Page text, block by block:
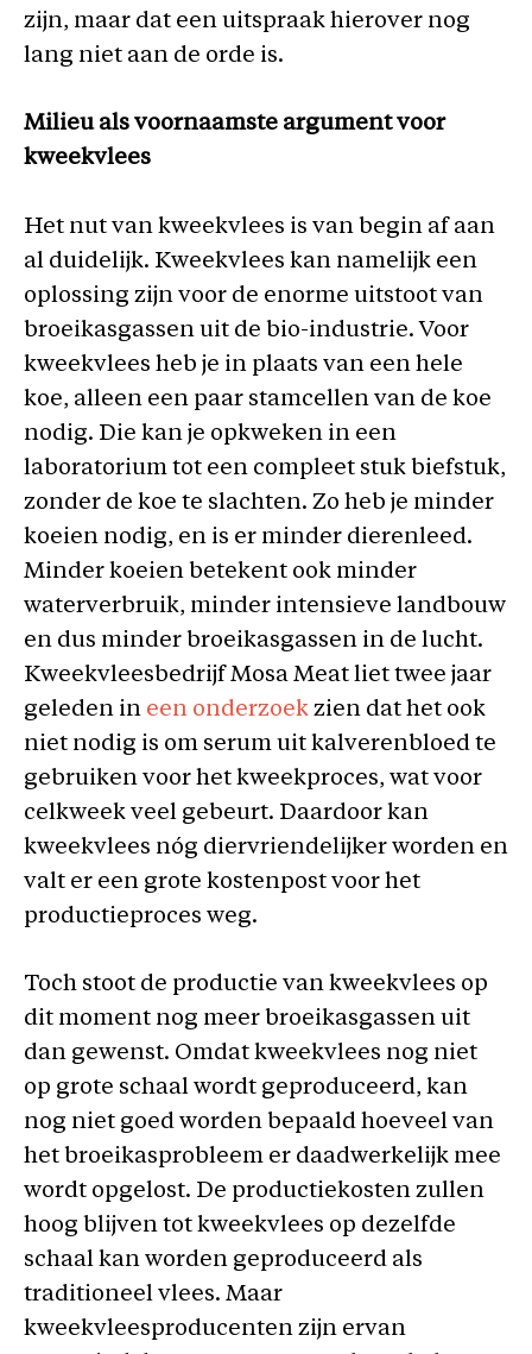
zijn, maar dat een uitspraak hierover nog
lang niet aan de orde is.
Milieu als voornaamste argument voor
kweekvlees
Het nut van kweekvlees is van begin af aan
al duidelijk. Kweekvlees kan namelijk een
oplossing zijn voor de enorme uitstoot van
broeikasgassen uit de bio-industrie. Voor
kweekvlees heb je in plaats van een hele
koe, alleen een paar stamcellen van de koe
nodig. Die kan je opkweken in een
laboratorium tot een compleet stuk biefstuk,
zonder de koe te slachten. Zo heb je minder
koeien nodig, en is er minder dierenleed.
Minder koeien betekent ook minder
waterverbruik, minder intensieve landbouw
en dus minder broeikasgassen in de lucht.
Kweekvleesbedrijf Mosa Meat liet twee jaar
geleden in een onderzoek zien dat het ook
niet nodig is om serum uit kalverenbloed te
gebruiken voor het kweekproces, wat voor
celkweek veel gebeurt. Daardoor kan
kweekvlees nóg diervriendelijker worden en
valt er een grote kostenpost voor het
productieproces weg.
Toch stoot de productie van kweekvlees op
dit moment nog meer broeikasgassen uit
dan gewenst. Omdat kweekvlees nog niet
op grote schaal wordt geproduceerd, kan
nog niet goed worden bepaald hoeveel van
het broeikasprobleem er daadwerkelijk mee
wordt opgelost. De productiekosten zullen
hoog blijven tot kweekvlees op dezelfde
schaal kan worden geproduceerd als
traditioneel vlees. Maar
kweekvleesproducenten zijn ervan